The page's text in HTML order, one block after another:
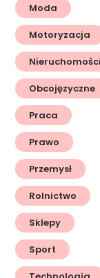
Moda
Motoryzacja
Nieruchomości
Obcojęzyczne
Praca
Prawo
Przemysł
Rolnictwo
Sklepy
Sport